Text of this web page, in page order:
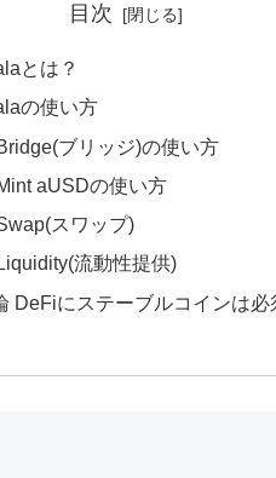
目次
とは？
の使い方
ブリッジ)の使い方
aUSDの使い方
スワップ)
流動性提供)
DeFiにステーブルコインは必